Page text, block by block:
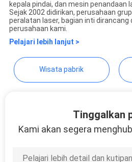
Shenzhen
Technology
kepala pindai, dan mesin penandaan
Sejak 2002 didirikan, perusahaan
peralatan laser, bagian inti dirancang
perusahaan kami.
Pelajari lebih lanjut >
Wisata pabrik
Tinggalkan
Kami akan segera